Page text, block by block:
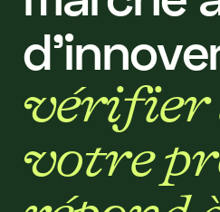
d'innove
vérifier
votre pr